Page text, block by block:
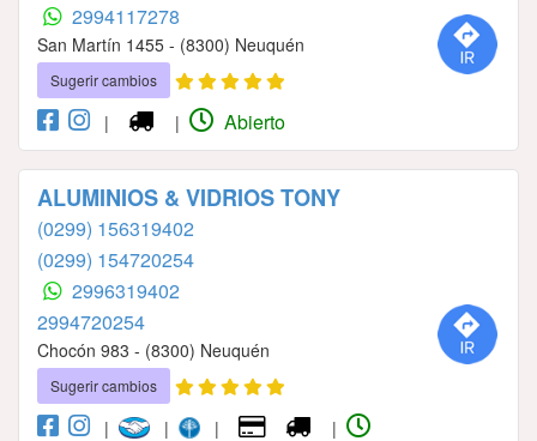
2994117278
San Martín 1455 - (8300) Neuquén
Sugerir cambios
| | Abierto
ALUMINIOS & VIDRIOS TONY
(0299) 156319402
(0299) 154720254
2996319402
2994720254
Chocón 983 - (8300) Neuquén
Sugerir cambios
| | | |